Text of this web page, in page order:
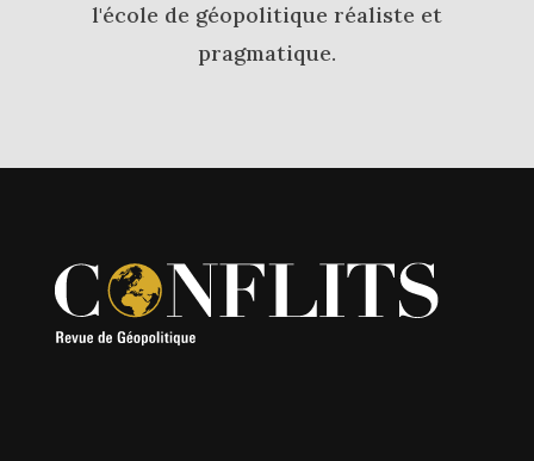
l'école de géopolitique réaliste et
pragmatique.